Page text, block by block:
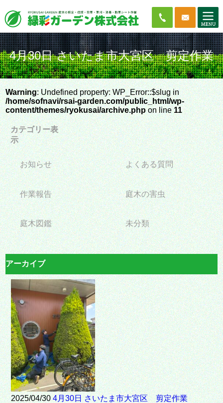
4月30日 さいたま市大宮区 剪定作業
Warning: Undefined property: WP_Error::$slug in
/home/sofnavi/rsai-garden.com/public_html/wp-
content/themes/ryokusai/archive.phpon line11
カテゴリー表
示
お知らせ よくある質問
作業報告 庭木の害虫
庭木図鑑 未分類
アーカイブ
2025/04/30 4月30日 さいたま市大宮区 剪定作業